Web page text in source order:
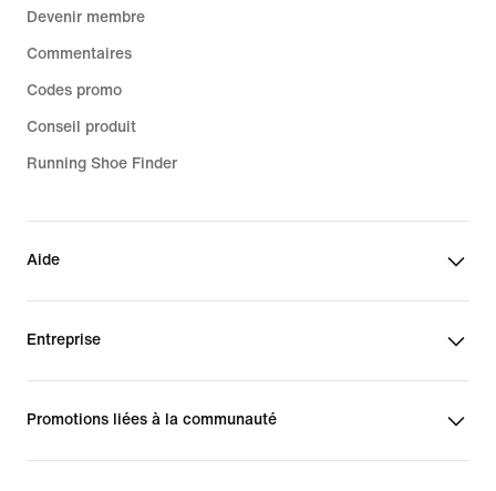
Devenir membre
Commentaires
Codes promo
Conseil produit
Running Shoe Finder
Aide
Entreprise
Promotions liées à la communauté